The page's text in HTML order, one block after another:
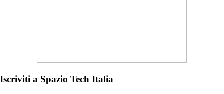
Iscriviti a Spazio Tech Italia